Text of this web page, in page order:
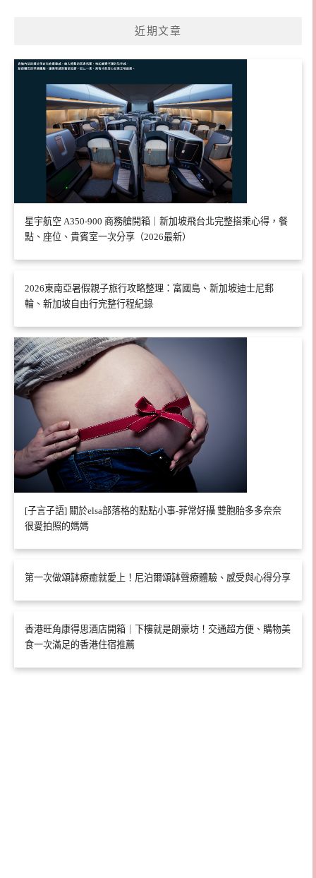
近期文章
星宇航空 A350-900 商務艙開箱｜新加坡飛台北完整搭乘心得，餐
點、座位、貴賓室一次分享（2026最新）
2026東南亞暑假親子旅行攻略整理：富國島、新加坡迪士尼郵
輪、新加坡自由行完整行程紀錄
[子言子語] 關於elsa部落格的點點小事-菲常好攝 雙胞胎多多奈奈
很愛拍照的媽媽
第一次做頌缽療癒就愛上！尼泊爾頌缽聲療體驗、感受與心得分享
香港旺角康得思酒店開箱｜下樓就是朗豪坊！交通超方便、購物美
食一次滿足的香港住宿推薦